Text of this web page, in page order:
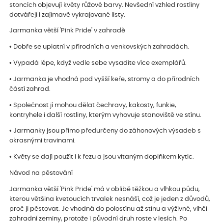
stoncích objevují květy růžové barvy. Nevšední vzhled rostliny
dotvářejí i zajímavě vykrajované listy.
Jarmanka větší 'Pink Pride' v zahradě
• Dobře se uplatní v přírodních a venkovských zahradách.
• Vypadá lépe, když vedle sebe vysadíte více exemplářů.
• Jarmanka je vhodná pod vyšší keře, stromy a do přírodních
částí zahrad.
• Společnost jí mohou dělat čechravy, kakosty, funkie,
kontryhele i další rostliny, kterým vyhovuje stanoviště ve stínu.
• Jarmanky jsou přímo předurčeny do záhonových výsadeb s
okrasnými travinami.
• Květy se dají použít i k řezu a jsou vítaným doplňkem kytic.
Návod na pěstování
Jarmanka větší 'Pink Pride' má v oblibě těžkou a vlhkou půdu,
kterou většina kvetoucích trvalek nesnáší, což je jeden z důvodů,
proč ji pěstovat. Je vhodná do polostínu až stínu a výživné, vlhčí
zahradní zeminy, protože i původní druh roste v lesích. Po